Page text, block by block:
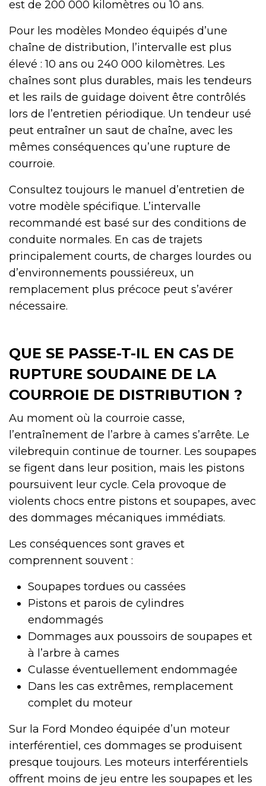
est de 200 000 kilomètres ou 10 ans.
Pour les modèles Mondeo équipés d’une
chaîne de distribution, l’intervalle est plus
élevé : 10 ans ou 240 000 kilomètres. Les
chaînes sont plus durables, mais les tendeurs
et les rails de guidage doivent être contrôlés
lors de l’entretien périodique. Un tendeur usé
peut entraîner un saut de chaîne, avec les
mêmes conséquences qu’une rupture de
courroie.
Consultez toujours le manuel d’entretien de
votre modèle spécifique. L’intervalle
recommandé est basé sur des conditions de
conduite normales. En cas de trajets
principalement courts, de charges lourdes ou
d’environnements poussiéreux, un
remplacement plus précoce peut s’avérer
nécessaire.
QUE SE PASSE-T-IL EN CAS DE
RUPTURE SOUDAINE DE LA
COURROIE DE DISTRIBUTION ?
Au moment où la courroie casse,
l’entraînement de l’arbre à cames s’arrête. Le
vilebrequin continue de tourner. Les soupapes
se figent dans leur position, mais les pistons
poursuivent leur cycle. Cela provoque de
violents chocs entre pistons et soupapes, avec
des dommages mécaniques immédiats.
Les conséquences sont graves et
comprennent souvent :
Soupapes tordues ou cassées
Pistons et parois de cylindres
endommagés
Dommages aux poussoirs de soupapes et
à l’arbre à cames
Culasse éventuellement endommagée
Dans les cas extrêmes, remplacement
complet du moteur
Sur la Ford Mondeo équipée d’un moteur
interférentiel, ces dommages se produisent
presque toujours. Les moteurs interférentiels
offrent moins de jeu entre les soupapes et les